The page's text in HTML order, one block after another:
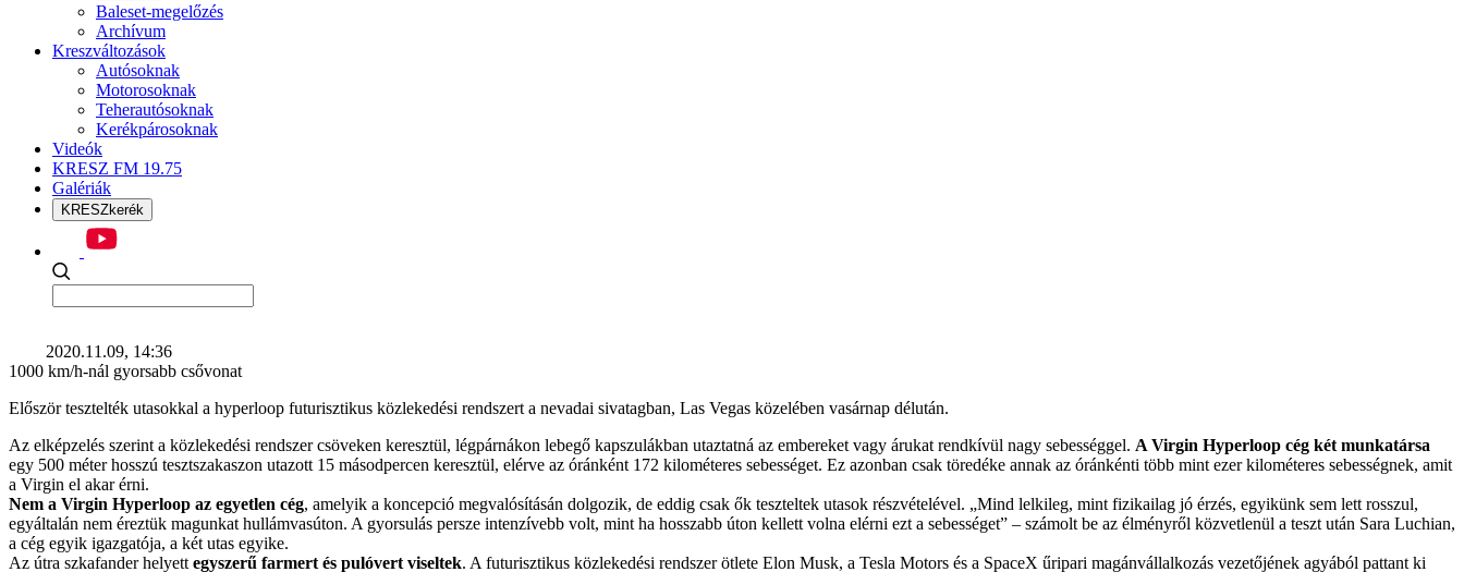
Baleset-megelőzés
Archívum
Kreszváltozások
Autósoknak
Motorosoknak
Teherautósoknak
Kerékpárosoknak
Videók
KRESZ FM 19.75
Galériák
KRESZkerék
2020.11.09, 14:36
1000 km/h-nál gyorsabb csővonat
Először tesztelték utasokkal a hyperloop futurisztikus közlekedési rendszert a nevadai sivatagban, Las Vegas közelében vasárnap délután.
Az elképzelés szerint a közlekedési rendszer csöveken keresztül, légpárnákon lebegő kapszulákban utaztatná az embereket vagy árukat rendkívül nagy sebességgel. A Virgin Hyperloop cég két munkatársa
egy 500 méter hosszú tesztszakaszon utazott 15 másodpercen keresztül, elérve az óránként 172 kilométeres sebességet. Ez azonban csak töredéke annak az óránkénti több mint ezer kilométeres sebességnek, amit
a Virgin el akar érni.
Nem a Virgin Hyperloop az egyetlen cég, amelyik a koncepció megvalósításán dolgozik, de eddig csak ők teszteltek utasok részvételével. „Mind lelkileg, mint fizikailag jó érzés, egyikünk sem lett rosszul,
egyáltalán nem éreztük magunkat hullámvasúton. A gyorsulás persze intenzívebb volt, mint ha hosszabb úton kellett volna elérni ezt a sebességet” – számolt be az élményről közvetlenül a teszt után Sara Luchian,
a cég egyik igazgatója, a két utas egyike.
Az útra szkafander helyett egyszerű farmert és pulóvert viseltek. A futurisztikus közlekedési rendszer ötlete Elon Musk, a Tesla Motors és a SpaceX űripari magánvállalkozás vezetőjének agyából pattant ki